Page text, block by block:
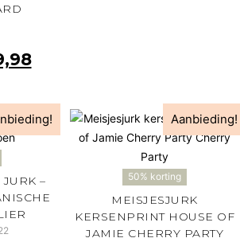
–
Aanbieding!
50% korting
MEISJESJURK
KERSENPRINT HOUSE OF
JAMIE CHERRY PARTY